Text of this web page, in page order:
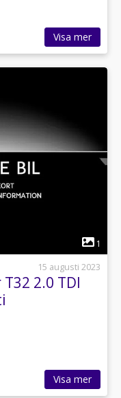
Visa mer
1
15 augusti 2023
2.0 TDI
Visa mer